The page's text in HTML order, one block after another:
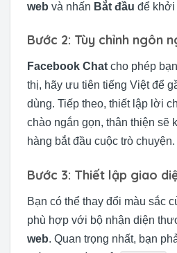
web và nhấn Bắt đầu để khởi
Bước 2: Tùy chỉnh ngôn
Facebook Chat cho phép
thị, hãy ưu tiên tiếng Việt để
dùng. Tiếp theo, thiết lập lời
chào ngắn gọn, thân thiện sẽ
hàng bắt đầu cuộc trò chuyện.
Bước 3: Thiết lập giao
Bạn có thể thay đổi màu sắc
phù hợp với bộ nhận diện
web. Quan trọng nhất, bạn